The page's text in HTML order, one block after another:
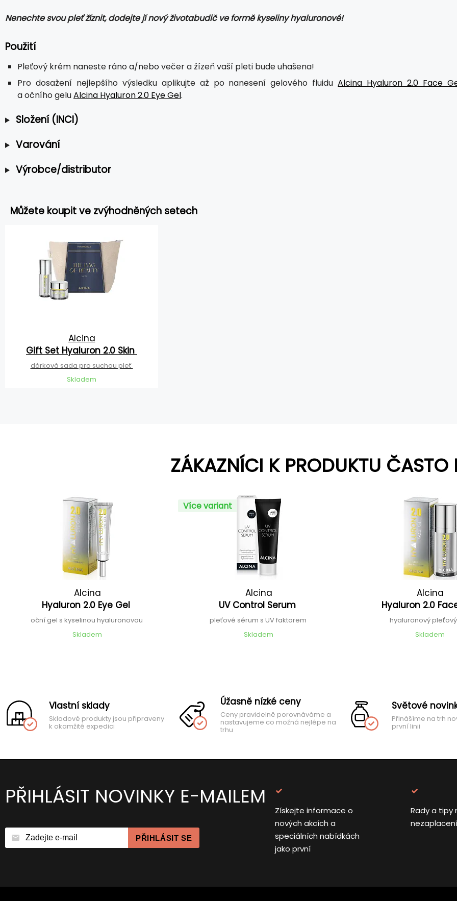
Nenechte svou pleť žíznit, dodejte jí nový životabudič ve formě kyseliny hyaluronové!
Použití
Pleťový krém naneste ráno a/nebo večer a žízeň vaší pleti bude uhašena!
Pro dosažení nejlepšího výsledku aplikujte až po nanesení gelového fluiduAlcina Hyaluron 2.0 Face
a očního geluAlcina Hyaluron 2.0 Eye Gel.
Složení (INCI)
Varování
Výrobce/distributor
Můžete koupit ve zvýhodněných setech
Alcina
Gift Set Hyaluron 2.0 Skin
dárková sada pro suchou pleť
Skladem
ZÁKAZNÍCI K PRODUKTU ČASTO
Alcina
Hyaluron 2.0 Eye Gel
oční gel s kyselinou hyaluronovou
Skladem
Více variant
Alcina
UV Control Serum
pleťové sérum s UV faktorem
Skladem
Alcina
Hyaluron 2.0
hyaluronový
Skladem
Vlastní sklady
Skladové produkty jsou připraveny
k okamžité expedici
Úžasně nízké ceny
Ceny pravidelně porovnáváme a
nastavujeme co možná nejlépe na
trhu
Světové
Přinášíme na trh
první linii
PŘIHLÁSIT NOVINKY E-MAILEM
PŘIHLÁSIT SE
Získejte informace o
nových akcích a
speciálních nabídkách
jako první
Rady a tipy
nezaplacení